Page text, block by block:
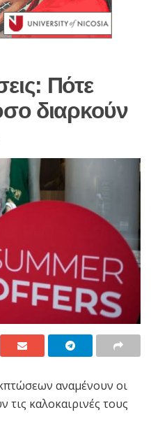
Πότε
διαρκούν
αναμένουν οι
τις καλοκαιρινές τους